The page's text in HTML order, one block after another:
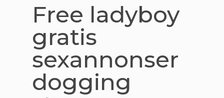
Free ladyboy
gratis
sexannonser
dogging